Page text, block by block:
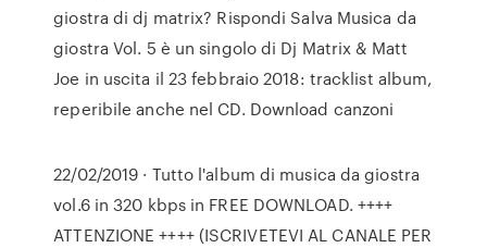
giostra di dj matrix? Rispondi Salva Musica da
giostra Vol. 5 è un singolo di Dj Matrix & Matt
Joe in uscita il 23 febbraio 2018: tracklist album,
reperibile anche nel CD. Download canzoni
22/02/2019 · Tutto l'album di musica da giostra
vol.6 in 320 kbps in FREE DOWNLOAD. ++++
ATTENZIONE ++++ (ISCRIVETEVI AL CANALE PER